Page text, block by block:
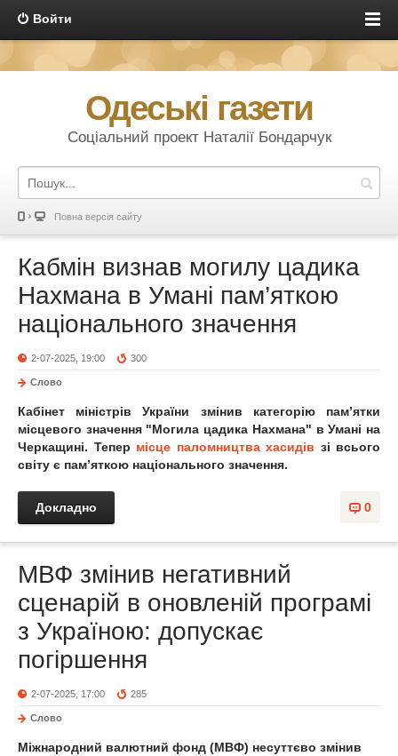
Войти
Одеські газети
Соціальний проект Наталії Бондарчук
Повна версія сайту
Кабмін визнав могилу цадика
Нахмана в Умані пам’яткою
національного значення
2-07-2025, 19:00 300
Слово
Кабінет міністрів України змінив категорію пам’ятки
місцевого значення "Могила цадика Нахмана" в Умані на
Черкащині. Тепер місце паломництва хасидів зі всього
світу є пам’яткою національного значення.
0
Докладно
МВФ змінив негативний
сценарій в оновленій програмі
з Україною: допускає
погіршення
2-07-2025, 17:00 285
Слово
Міжнародний валютний фонд (МВФ) несуттєво змінив